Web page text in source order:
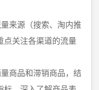
来源（搜索、淘内推
点关注各渠道的流量
商品和滞销商品，结